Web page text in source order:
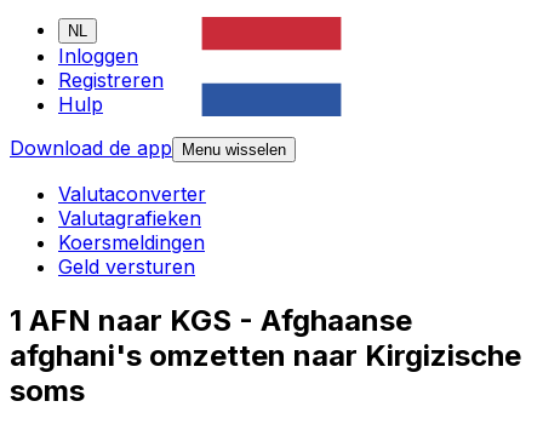
NL
Inloggen
Registreren
Hulp
Download de app
Menu wisselen
Valutaconverter
Valutagrafieken
Koersmeldingen
Geld versturen
1 AFN naar KGS - Afghaanse
afghani's omzetten naar Kirgizische
soms